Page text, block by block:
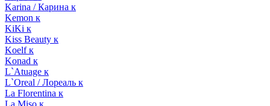
Karina / Карина к
Kemon к
KiKi к
Kiss Beauty к
Koelf к
Konad к
L`Atuage к
L`Oreal / Лореаль к
La Florentina к
La Miso к